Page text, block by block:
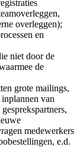
overleggen);
en
niet door de
de
grote mailings,
van
medewerkers
e.d.